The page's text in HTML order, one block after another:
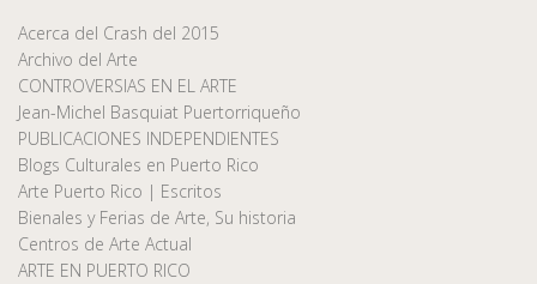
Acerca del Crash del 2015
Archivo del Arte
CONTROVERSIAS EN EL ARTE
Jean-Michel Basquiat Puertorriqueño
PUBLICACIONES INDEPENDIENTES
Blogs Culturales en Puerto Rico
Arte Puerto Rico | Escritos
Bienales y Ferias de Arte, Su historia
Centros de Arte Actual
ARTE EN PUERTO RICO